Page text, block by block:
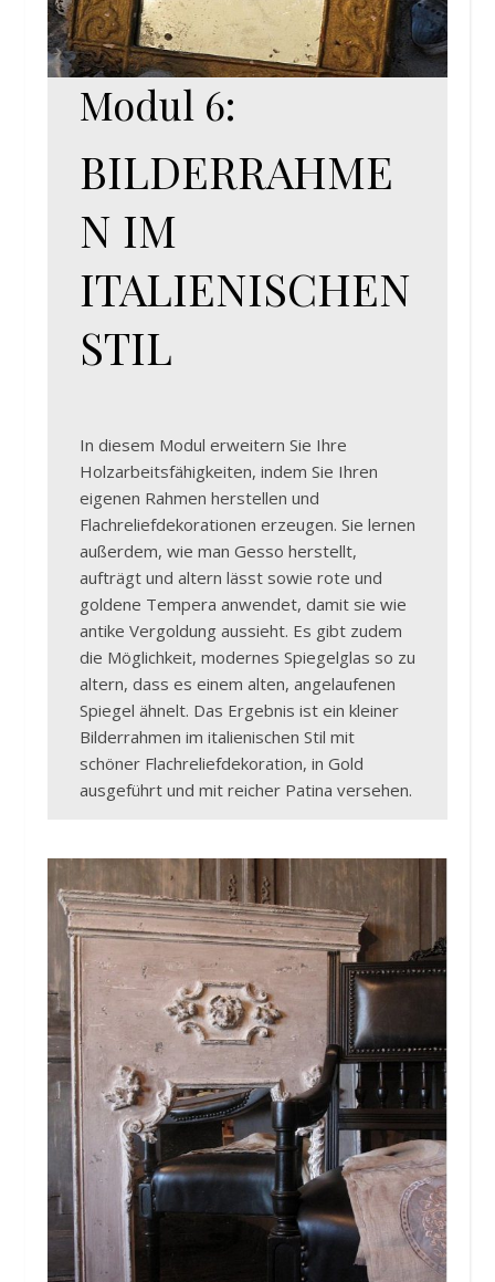
Modul 6:
BILDERRAHME
N IM
ITALIENISCHEN
STIL
In diesem Modul erweitern Sie Ihre
Holzarbeitsfähigkeiten, indem Sie Ihren
eigenen Rahmen herstellen und
Flachreliefdekorationen erzeugen. Sie lernen
außerdem, wie man Gesso herstellt,
aufträgt und altern lässt sowie rote und
goldene Tempera anwendet, damit sie wie
antike Vergoldung aussieht. Es gibt zudem
die Möglichkeit, modernes Spiegelglas so zu
altern, dass es einem alten, angelaufenen
Spiegel ähnelt. Das Ergebnis ist ein kleiner
Bilderrahmen im italienischen Stil mit
schöner Flachreliefdekoration, in Gold
ausgeführt und mit reicher Patina versehen.